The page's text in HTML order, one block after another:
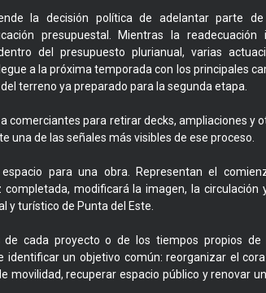
la decisión política de adelantar parte de
presupuestal. Mientras la readecuación
del presupuesto plurianual, varias
a la próxima temporada con los principales
terreno ya preparado para la segunda etapa.
comerciantes para retirar decks, ampliaciones y
una de las señales más visibles de ese proceso.
para una obra. Representan el
modificará la imagen, la circulación
y turístico de Punta del Este.
cada proyecto o de los tiempos propios de
identificar un objetivo común: reorganizar el
movilidad, recuperar espacio público y renovar